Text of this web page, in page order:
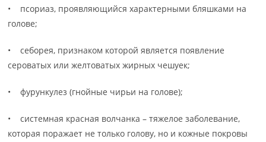
• псориаз, проявляющийся характерными бляшками на
голове;
• себорея, признаком которой является появление
сероватых или желтоватых жирных чешуек;
• фурункулез (гнойные чирьи на голове);
• системная красная волчанка – тяжелое заболевание,
которая поражает не только голову, но и кожные покровы